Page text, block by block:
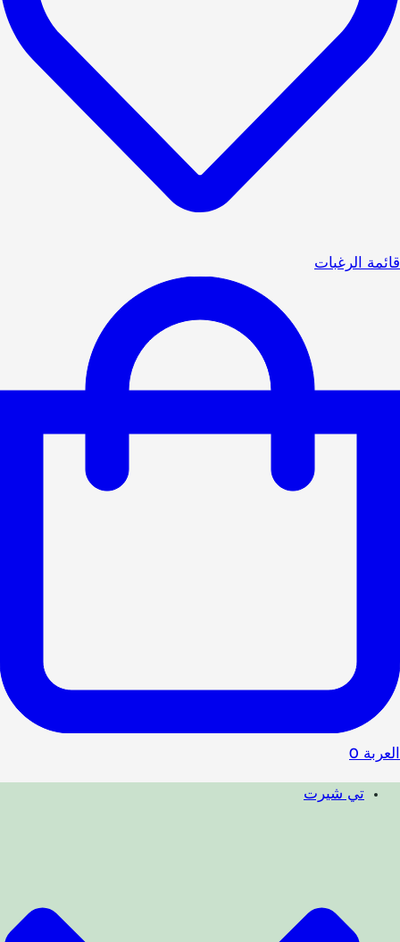
قائمة الرغبات
العربة 0
تي شيرت